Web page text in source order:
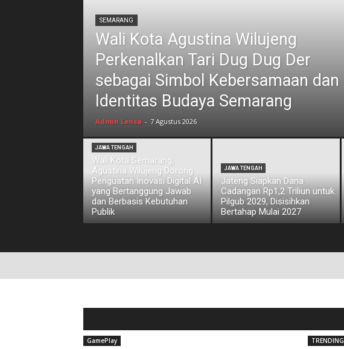
SEMARANG
Wali Kota Agustina Wilujeng
Perkenalkan Tari Dug Dug Der
sebagai Simbol Kebersamaan dan
Identitas Budaya Semarang
Admin Lensa - 7 Agustus 2026
JAWA TENGAH
Wali Kota Semarang,
Agustina Wilujeng Dorong
Penguatan Inovasi Digital AI
yang Bertanggung Jawab
dan Berbasis Kebutuhan
Publik
JAWA TENGAH
Jateng Siapkan Dana
Cadangan Rp1,2 Triliun untuk
Pilgub 2029, Disisihkan
Bertahap Mulai 2027
GamePlay TRENDING